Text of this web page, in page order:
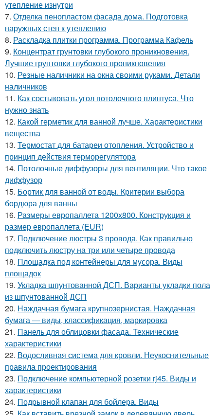
утепление изнутри
7. Отделка пенопластом фасада дома. Подготовка
наружных стен к утеплению
8. Раскладка плитки программа. Программа Кафель
9. Концентрат грунтовки глубокого проникновения.
Лучшие грунтовки глубокого проникновения
10. Резные наличники на окна своими руками. Детали
наличников
11. Как состыковать угол потолочного плинтуса. Что
нужно знать
12. Какой герметик для ванной лучше. Характеристики
вещества
13. Термостат для батареи отопления. Устройство и
принцип действия терморегулятора
14. Потолочные диффузоры для вентиляции. Что такое
диффузор
15. Бортик для ванной от воды. Критерии выбора
бордюра для ванны
16. Размеры европаллета 1200х800. Конструкция и
размер европаллета (EUR)
17. Подключение люстры 3 провода. Как правильно
подключить люстру на три или четыре провода
18. Площадка под контейнеры для мусора. Виды
площадок
19. Укладка шпунтованной ДСП. Варианты укладки пола
из шпунтованной ДСП
20. Наждачная бумага крупнозернистая. Наждачная
бумага — виды, классификация, маркировка
21. Панель для облицовки фасада. Технические
характеристики
22. Водосливная система для кровли. Неукоснительные
правила проектирования
23. Подключение компьютерной розетки rj45. Виды и
характеристики
24. Подрывной клапан для бойлера. Виды